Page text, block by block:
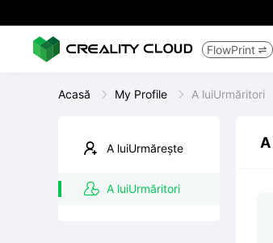
FlowPrint 
Acasă My Profile A luiUrmăritori
A luiUrmărește
A luiUrmăritori